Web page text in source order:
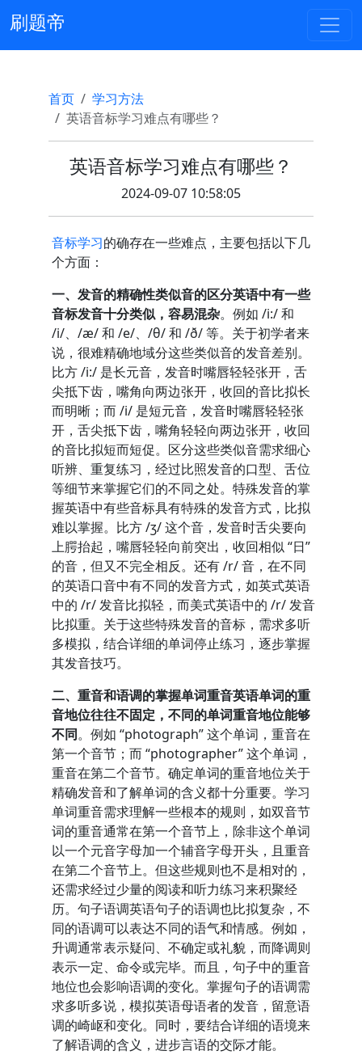
刷题帝
首页
学习方法
英语音标学习难点有哪些？
英语音标学习难点有哪些？
2024-09-07 10:58:05
音标学习的确存在一些难点，主要包括以下几
个方面：
一、发音的精确性类似音的区分英语中有一些
音标发音十分类似，容易混杂。例如 /i:/ 和
/i/、/æ/ 和 /e/、/θ/ 和 /ð/ 等。关于初学者来
说，很难精确地域分这些类似音的发音差别。
比方 /i:/ 是长元音，发音时嘴唇轻轻张开，舌
尖抵下齿，嘴角向两边张开，收回的音比拟长
而明晰；而 /i/ 是短元音，发音时嘴唇轻轻张
开，舌尖抵下齿，嘴角轻轻向两边张开，收回
的音比拟短而短促。区分这些类似音需求细心
听辨、重复练习，经过比照发音的口型、舌位
等细节来掌握它们的不同之处。特殊发音的掌
握英语中有些音标具有特殊的发音方式，比拟
难以掌握。比方 /ʒ/ 这个音，发音时舌尖要向
上腭抬起，嘴唇轻轻向前突出，收回相似 “日”
的音，但又不完全相反。还有 /r/ 音，在不同
的英语口音中有不同的发音方式，如英式英语
中的 /r/ 发音比拟轻，而美式英语中的 /r/ 发音
比拟重。关于这些特殊发音的音标，需求多听
多模拟，结合详细的单词停止练习，逐步掌握
其发音技巧。
二、重音和语调的掌握单词重音英语单词的重
音地位往往不固定，不同的单词重音地位能够
不同。例如 “photograph” 这个单词，重音在
第一个音节；而 “photographer” 这个单词，
重音在第二个音节。确定单词的重音地位关于
精确发音和了解单词的含义都十分重要。学习
单词重音需求理解一些根本的规则，如双音节
词的重音通常在第一个音节上，除非这个单词
以一个元音字母加一个辅音字母开头，且重音
在第二个音节上。但这些规则也不是相对的，
还需求经过少量的阅读和听力练习来积聚经
历。句子语调英语句子的语调也比拟复杂，不
同的语调可以表达不同的语气和情感。例如，
升调通常表示疑问、不确定或礼貌，而降调则
表示一定、命令或完毕。而且，句子中的重音
地位也会影响语调的变化。掌握句子的语调需
求多听多说，模拟英语母语者的发音，留意语
调的崎岖和变化。同时，要结合详细的语境来
了解语调的含义，进步言语的交际才能。